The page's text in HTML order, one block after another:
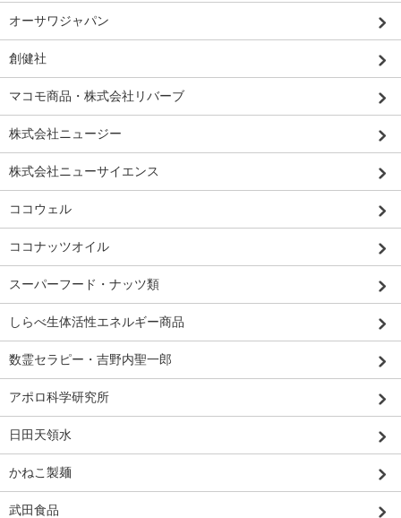
オーサワジャパン
創健社
マコモ商品・株式会社リバーブ
株式会社ニュージー
株式会社ニューサイエンス
ココウェル
ココナッツオイル
スーパーフード・ナッツ類
しらべ生体活性エネルギー商品
数霊セラピー・吉野内聖一郎
アポロ科学研究所
日田天領水
かねこ製麺
武田食品